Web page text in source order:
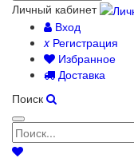
Личный кабинет
Вход
xРегистрация
Избранное
Доставка
Поиск